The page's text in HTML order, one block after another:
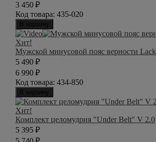
3 450 ₽
Код товара: 435-020
В корзину
Хит!
Мужской минусовой пояс верности Lack
5 490 ₽
6 990 ₽
Код товара: 434-850
В корзину
Хит!
Комплект целомудрия "Under Belt" V 2.0
5 395 ₽